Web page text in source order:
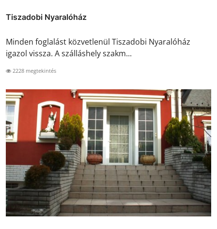
Tiszadobi Nyaralóház
Minden foglalást közvetlenül Tiszadobi Nyaralóház
igazol vissza. A szálláshely szakm...
2228 megtekintés